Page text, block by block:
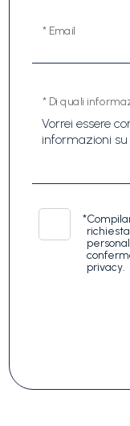
* Email
* Di quali
*
privacy.